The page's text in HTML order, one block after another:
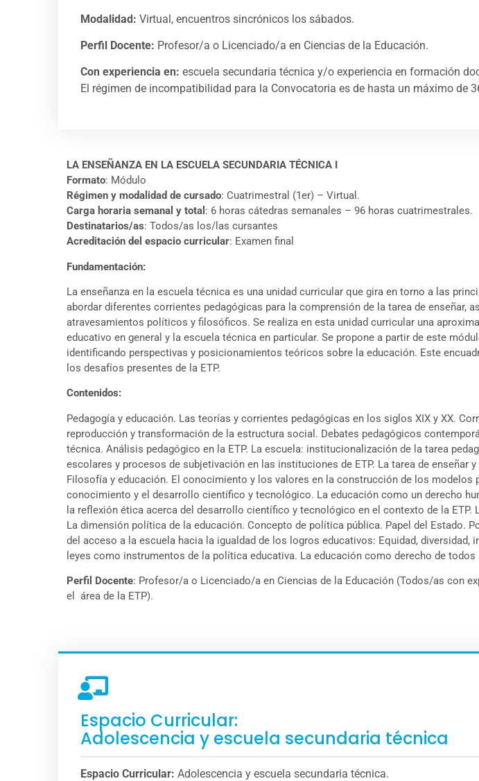
Modalidad: Virtual, encuentros sincrónicos los sábados.
Perfil Docente: Profesor/a o Licenciado/a en Ciencias de la Educación.
Con experiencia en: escuela secundaria técnica y/o experiencia en formación
El régimen de incompatibilidad para la Convocatoria es de hasta un máximo de
LA ENSEÑANZA EN LA ESCUELA SECUNDARIA TÉCNICA I
Formato: Módulo
Régimen y modalidad de cursado: Cuatrimestral (1er) – Virtual.
Carga horaria semanal y total : 6 horas cátedras semanales – 96 horas cuatrimestrales.
Destinatarios/as: Todos/as los/las cursantes
Acreditación del espacio curricular: Examen final
Fundamentación:
La enseñanza en la escuela técnica es una unidad curricular que gira en torno a las
abordar diferentes corrientes pedagógicas para la comprensión de la tarea de
atravesamientos políticos y filosóficos. Se realiza en esta unidad curricular una
educativo en general y la escuela técnica en particular. Se propone a partir de este
identificando perspectivas y posicionamientos teóricos sobre la educación. Este
los desafíos presentes de la ETP.
Contenidos:
Pedagogía y educación. Las teorías y corrientes pedagógicas en los siglos XIX y XX.
reproducción y transformación de la estructura social. Debates pedagógicos
técnica. Análisis pedagógico en la ETP. La escuela: institucionalización de la tarea
escolares y procesos de subjetivación en las instituciones de ETP. La tarea de enseñar
Filosofía y educación. El conocimiento y los valores en la construcción de los modelos
conocimiento y el desarrollo científico y tecnológico. La educación como un derecho
la reflexión ética acerca del desarrollo científico y tecnológico en el contexto de la
La dimensión política de la educación. Concepto de política pública. Papel del Estado.
del acceso a la escuela hacia la igualdad de los logros educativos: Equidad,
leyes como instrumentos de la política educativa. La educación como derecho de
Perfil Docente: Profesor/a o Licenciado/a en Ciencias de la Educación (Todos/as con
el área de la ETP).
Espacio Curricular:
Adolescencia y escuela secundaria técnica
Espacio Curricular: Adolescencia y escuela secundaria técnica.